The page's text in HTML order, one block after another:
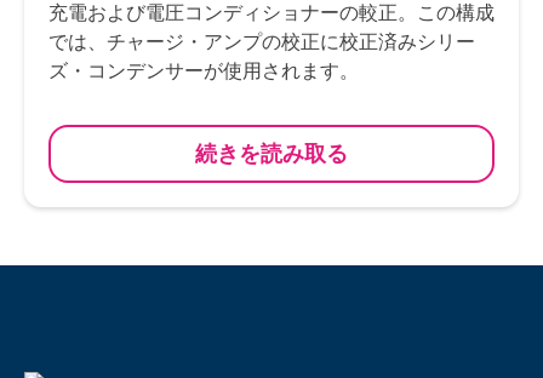
充電および電圧コンディショナーの較正。この構成
では、チャージ・アンプの校正に校正済みシリー
ズ・コンデンサーが使用されます。
続きを読み取る